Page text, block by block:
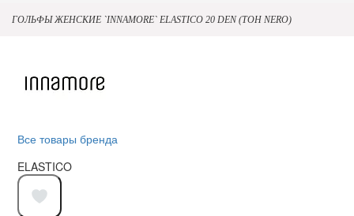
ГОЛЬФЫ ЖЕНСКИЕ `INNAMORE` ELASTICO 20 DEN (ТОН NERO)
Все товары бренда
ELASTICO